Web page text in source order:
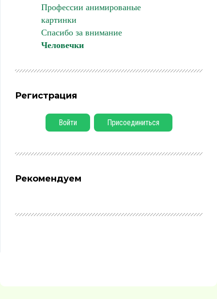
Профессии анимированые
картинки
Спасибо за внимание
Человечки
Регистрация
Войти Присоединиться
Рекомендуем